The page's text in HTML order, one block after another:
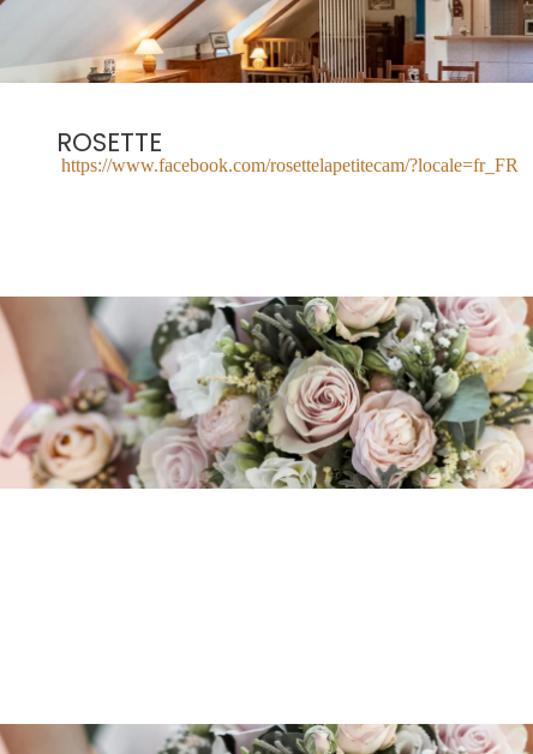
ROSETTE
https://www.facebook.com/rosettelapetitecam/?locale=fr_FR